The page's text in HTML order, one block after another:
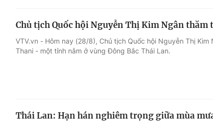
Chủ tịch Quốc hội Nguyễn Thị Kim Ngân
VTV.vn - Hôm nay (28/8), Chủ tịch Quốc hội Nguyễn Thị
Thani - một tỉnh nằm ở vùng Đông Bắc Thái Lan.
Thái Lan: Hạn hán nghiêm trọng giữa mùa